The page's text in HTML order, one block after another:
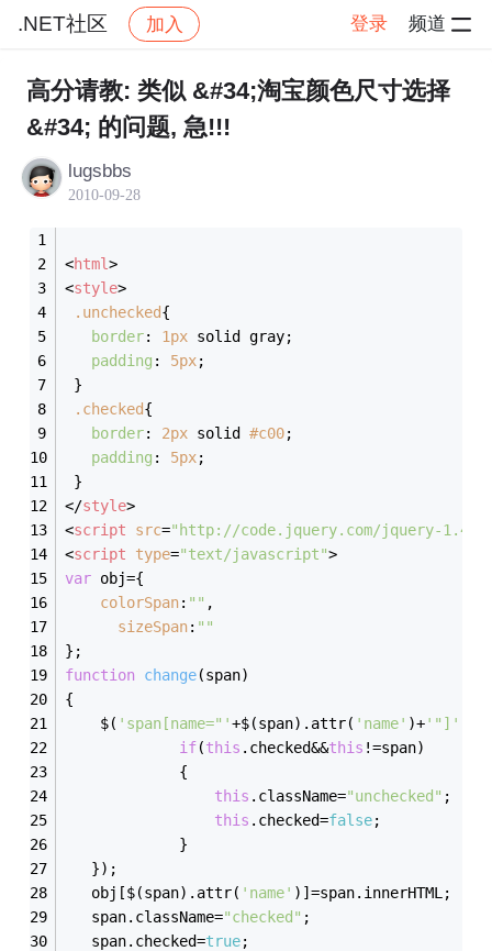
.NET社区 加入 登录 频道
社区 .NET社区 帖子详情
高分请教: 类似 &#34;淘宝颜色尺寸选择
&#34; 的问题, 急!!!
lugsbbs
2010-09-28
<html>
<style>
.unchecked{
border: 1px solid gray;
padding : 5px;
}
.checked{
border: 2px solid #c00;
padding : 5px;
}
</style>
<script src="http://code.jquery.com/jquery-
<script type="text/javascript">
var obj={
colorSpan: "" ,
sizeSpan: ""
};
function change(span)
{
    $(
'span[name="'+$(span).attr( 'name' )+'"]'
if(this .checked&&this !=span)
             {
this .className="unchecked" ;
this .checked=false;
             }
   });
   obj[$(span).attr(
'name' )]=span.innerHTML;
   span.className=
"checked" ;
   span.checked=
true;